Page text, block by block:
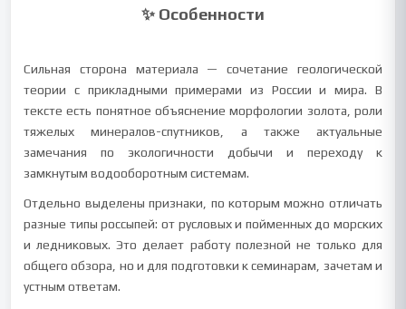
✨ Особенности
Сильная сторона материала — сочетание геологической
теории с прикладными примерами из России и мира. В
тексте есть понятное объяснение морфологии золота, роли
тяжелых минералов-спутников, а также актуальные
замечания по экологичности добычи и переходу к
замкнутым водооборотным системам.
Отдельно выделены признаки, по которым можно отличать
разные типы россыпей: от русловых и пойменных до морских
и ледниковых. Это делает работу полезной не только для
общего обзора, но и для подготовки к семинарам, зачетам и
устным ответам.